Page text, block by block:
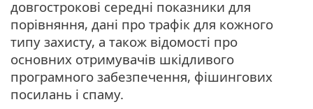
довгострокові середні показники для
порівняння, дані про трафік для кожного
типу захисту, а також відомості про
основних отримувачів шкідливого
програмного забезпечення, фішингових
посилань і спаму.